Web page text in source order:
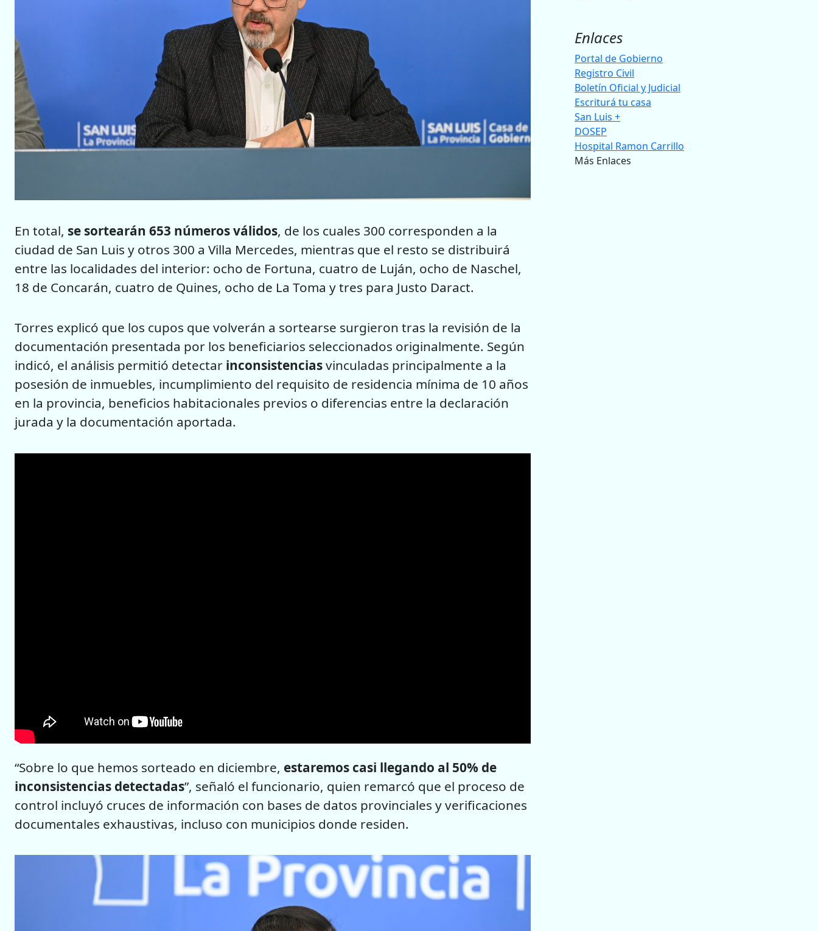
En total, se sortearán 653 números válidos, de los cuales 300 corresponden a la
ciudad de San Luis y otros 300 a Villa Mercedes, mientras que el resto se distribuirá
entre las localidades del interior: ocho de Fortuna, cuatro de Luján, ocho de Naschel,
18 de Concarán, cuatro de Quines, ocho de La Toma y tres para Justo Daract.
Torres explicó que los cupos que volverán a sortearse surgieron tras la revisión de la
documentación presentada por los beneficiarios seleccionados originalmente. Según
indicó, el análisis permitió detectar inconsistenciasvinculadas principalmente a la
posesión de inmuebles, incumplimiento del requisito de residencia mínima de 10 años
en la provincia, beneficios habitacionales previos o diferencias entre la declaración
jurada y la documentación aportada.
“Sobre lo que hemos sorteado en diciembre, estaremos casi llegando al 50% de
inconsistencias detectadas”, señaló el funcionario, quien remarcó que el proceso de
control incluyó cruces de información con bases de datos provinciales y verificaciones
documentales exhaustivas, incluso con municipios donde residen.
Enlaces
Portal de Gobierno
Registro Civil
Boletín Oficial y Judicial
Escriturá tu casa
San Luis +
DOSEP
Hospital Ramon Carrillo
Más Enlaces